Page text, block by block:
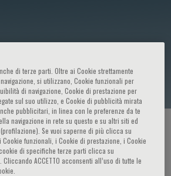
ED EVENTI / RELATORE
di terze parti. Oltre ai Cookie strettamente
si utilizzano, Cookie funzionali per
di navigazione, Cookie di prestazione per
sul suo utilizzo, e Cookie di pubblicità mirata
pubblicitari, in linea con le preferenze da te
navigazione in rete su questo e su altri siti ed
Se vuoi saperne di più clicca su
funzionali, i Cookie di prestazione, i Cookie
di specifiche terze parti clicca su
Cliccando ACCETTO acconsenti all’uso di tutte le